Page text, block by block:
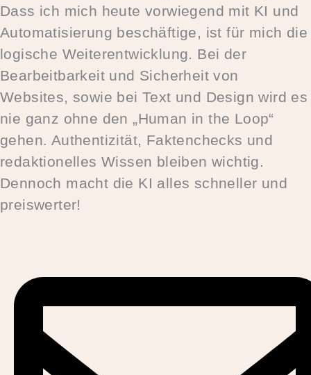
Dass ich mich heute vorwiegend mit KI und
Automatisierung beschäftige, ist für mich die
logische Weiterentwicklung. Bei der
Bearbeitbarkeit und Sicherheit von
Websites, sowie bei Text und Design wird es
nie ganz ohne den „Human in the Loop“
gehen. Authentizität, Faktenchecks und
redaktionelles Wissen bleiben wichtig.
Dennoch macht die KI alles schneller und
preiswerter!